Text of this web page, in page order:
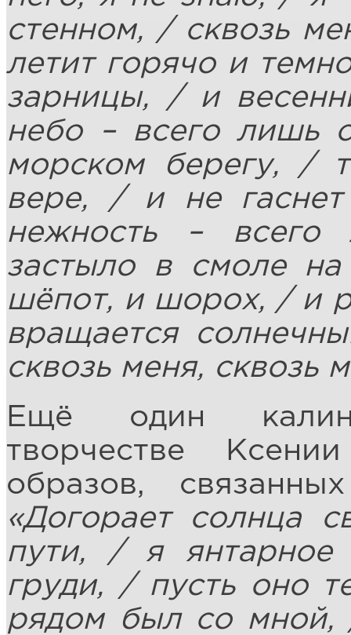
стенном, / сквозь
летит горячо и
зарницы, / и
небо – всего лишь
морском берегу, /
вере, / и не
нежность –
застыло в смоле
шёпот, и шорох, / и
вращается
сквозь меня, сквозь
Ещё один
творчестве
образов,
«Догорает солнца
пути, / я
груди, / пусть оно
рядом был со мной,